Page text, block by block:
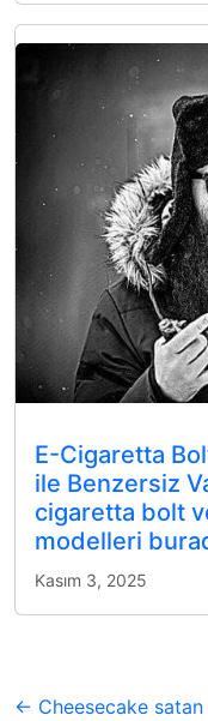
E-Cigaretta
ile Benzersiz
cigaretta bolt
modelleri
Kasım 3, 2025
← Cheesecake satan